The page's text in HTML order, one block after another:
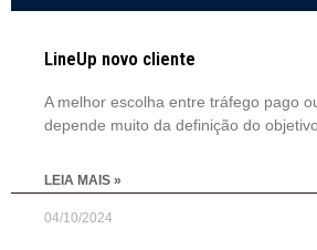
LineUp novo cliente
A melhor escolha entre tráfego pago
depende muito da definição do
LEIA MAIS »
04/10/2024